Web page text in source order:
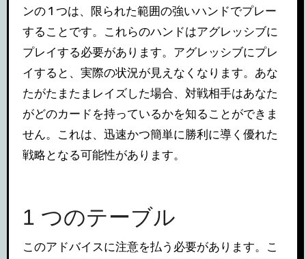
ンの 1 つは、限られた範囲の強いハンドでプレー
することです。これらのハンドはアグレッシブに
プレイする必要があります。アグレッシブにプレ
イすると、実際の状況が見えなくなります。あな
たがたまたまレイズした場合、対戦相手はあなた
がどのカードを持っているかを知ることができま
せん。これは、迅速かつ簡単に勝利に導く優れた
戦略となる可能性があります。
1 つのテーブル
このアドバイスに注意を払う必要があります。こ